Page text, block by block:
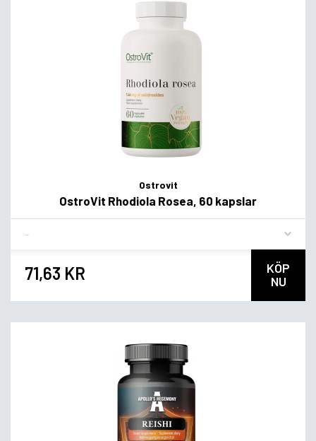
Ostrovit
OstroVit Rhodiola Rosea, 60 kapslar
71,63 KR
KÖP
NU